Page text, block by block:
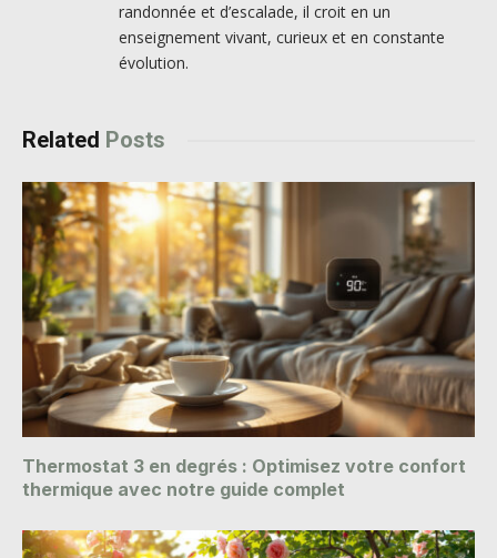
randonnée et d’escalade, il croit en un
enseignement vivant, curieux et en constante
évolution.
Related Posts
Thermostat 3 en degrés : Optimisez votre confort
thermique avec notre guide complet